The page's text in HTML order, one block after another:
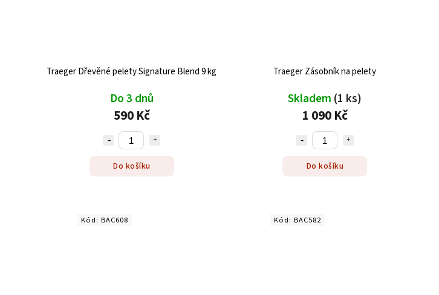
Traeger Dřevěné pelety Signature Blend 9 kg
Do 3 dnů
590 Kč
Do košíku
Traeger Zásobník na pelety
Skladem (1 ks)
1 090 Kč
Do košíku
Kód: BAC608 Kód:BAC582